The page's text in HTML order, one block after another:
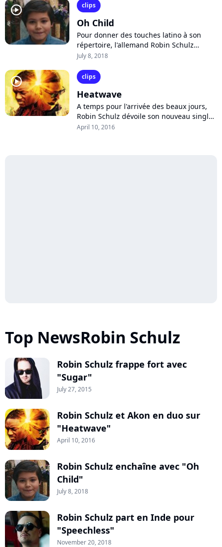
player2 clips
Oh Child
Pour donner des touches latino à son
répertoire, l'allemand Robin Schulz
réenregistre "Oh Child" en compagnie du
orientation...
July 8, 2018
player2 clips
Heatwave
A temps pour l'arrivée des beaux jours,
Robin Schulz dévoile son nouveau single
estival : "Heatwave", fruit d'une
April 10, 2016
Top NewsRobin Schulz
Robin Schulz frappe fort avec
"Sugar"
July 27, 2015
Robin Schulz et Akon en duo sur
"Heatwave"
April 10, 2016
Robin Schulz enchaîne avec "Oh
Child"
July 8, 2018
Robin Schulz part en Inde pour
"Speechless"
November 20, 2018